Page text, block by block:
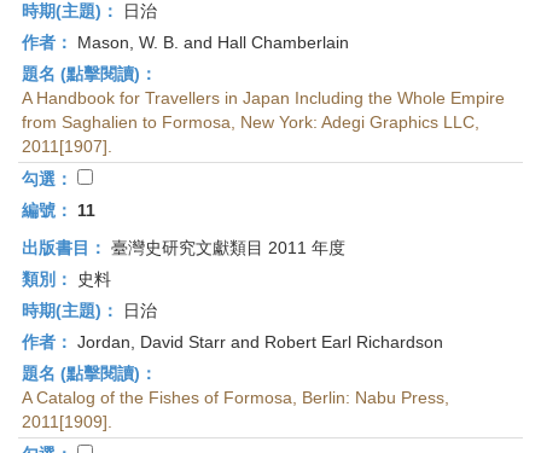
時期(主題)：
日治
作者：
Mason, W. B. and Hall Chamberlain
題名 (點擊閱讀)：
A Handbook for Travellers in Japan Including the Whole Empire
from Saghalien to Formosa, New York: Adegi Graphics LLC,
2011[1907].
勾選：
編號：
11
出版書目： 臺灣史研究文獻類目 2011 年度
類別：
史料
時期(主題)：
日治
作者： Jordan, David Starr and Robert Earl Richardson
題名 (點擊閱讀)：
A Catalog of the Fishes of Formosa, Berlin: Nabu Press,
2011[1909].